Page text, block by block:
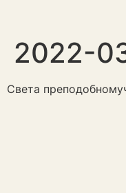
2022-
Света